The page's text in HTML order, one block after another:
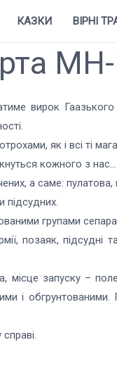
КАЗКИ ВІРНІ
вирок
як і всі ті
кожного з нас…
а саме: пулатова,
підсудних.
групами
позаяк,
запуску – поле
і